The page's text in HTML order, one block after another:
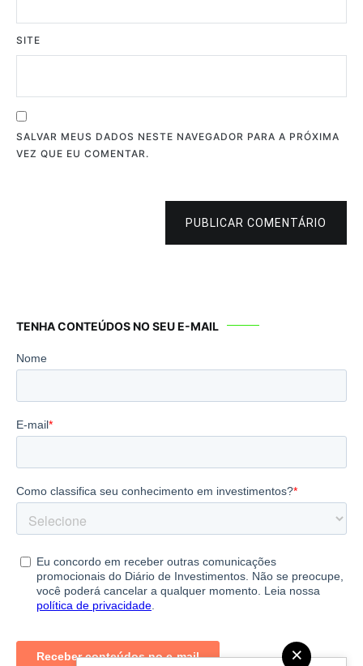
SITE
SALVAR MEUS DADOS NESTE NAVEGADOR PARA A PRÓXIMA
VEZ QUE EU COMENTAR.
PUBLICAR COMENTÁRIO
TENHA CONTEÚDOS NO SEU E-MAIL
×